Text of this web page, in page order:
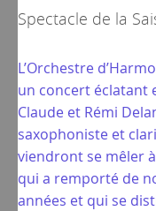
Spectacle de la
L’Orchestre
un concert éclatant
Claude et Rémi
saxophoniste et
viendront se mêler
qui a remporté de
années et qui se